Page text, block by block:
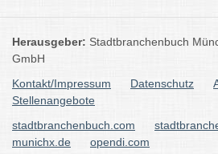
Herausgeber: Stadtbranchenbuch
GmbH
Kontakt/Impressum
Datenschutz
Stellenangebote
stadtbranchenbuch.com
munichx.de
opendi.com